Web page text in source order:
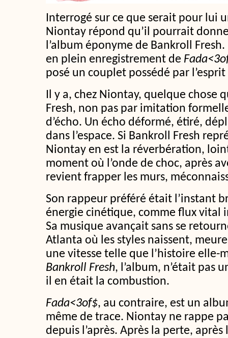
Interrogé sur ce que serait pour lui
Niontay répond qu’il pourrait
l’album éponyme de Bankroll
en plein enregistrement de
posé un couplet possédé par
Il y a, chez Niontay, quelque chose
Fresh, non pas par imitation
d’écho. Un écho déformé, étiré,
dans l’espace. Si Bankroll Fresh
Niontay en est la réverbération,
moment où l’onde de choc, après
revient frapper les murs,
Son rappeur préféré était l’instant
énergie cinétique, comme flux vital
Sa musique avançait sans se
Atlanta où les styles naissent,
une vitesse telle que l’histoire elle-
Bankroll Fresh, l’album, n’était pas
il en était la combustion.
Fada<3of$, au contraire, est un
même de trace. Niontay ne rappe
depuis l’après. Après la perte, après